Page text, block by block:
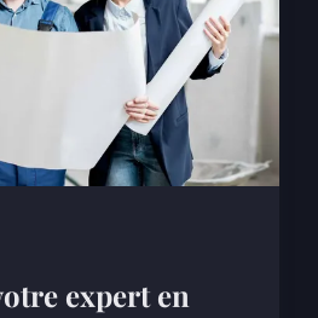
expert en